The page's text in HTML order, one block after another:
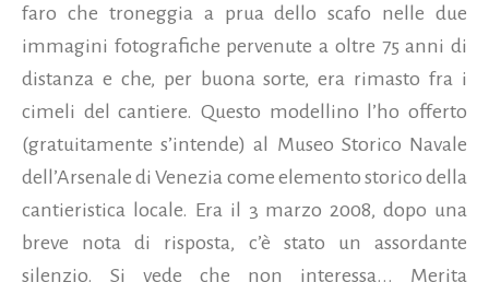
faro che troneggia a prua dello scafo nelle due
immagini fotografiche pervenute a oltre 75 anni di
distanza e che, per buona sorte, era rimasto fra i
cimeli del cantiere. Questo modellino l’ho offerto
(gratuitamente s’intende) al Museo Storico Navale
dell’Arsenale di Venezia come elemento storico della
cantieristica locale. Era il 3 marzo 2008, dopo una
breve nota di risposta, c’è stato un assordante
silenzio. Si vede che non interessa... Merita